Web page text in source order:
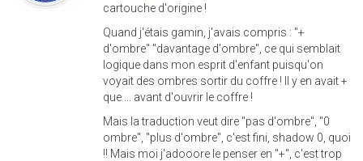
cartouche d'origine !
Quand j'étais gamin, j'avais compris : "+
d'ombre" "davantage d'ombre", ce qui semblait
logique dans mon esprit d'enfant puisqu'on
voyait des ombres sortir du coffre ! Il y en avait +
que ... avant d'ouvrir le coffre !
Mais la traduction veut dire "pas d'ombre", "0
ombre", "plus d'ombre", c'est fini, shadow 0, quoi
!! Mais moi j'adooore le penser en "+", c'est trop